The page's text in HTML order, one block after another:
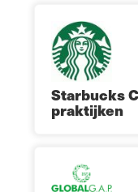
Starbucks
praktijken